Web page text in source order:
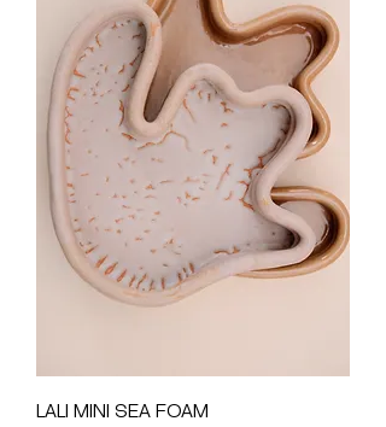
LALI MINI SEA FOAM